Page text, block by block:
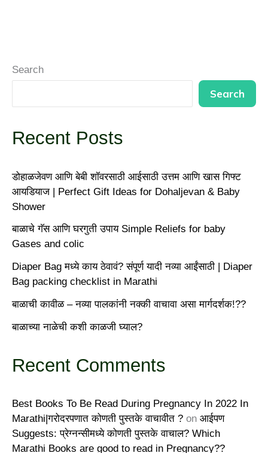
Search
Search
Recent Posts
डोहाळजेवण आणि बेबी शॉवरसाठी आईसाठी उत्तम आणि खास गिफ्ट
आयडियाज | Perfect Gift Ideas for Dohaljevan & Baby
Shower
बाळाचे गॅस आणि घरगुती उपाय Simple Reliefs for baby
Gases and colic
Diaper Bag मध्ये काय ठेवावं? संपूर्ण यादी नव्या आईंसाठी | Diaper
Bag packing checklist in Marathi
बाळाची कावीळ – नव्या पालकांनी नक्की वाचावा असा मार्गदर्शक!??
बाळाच्या नाळेची कशी काळजी घ्याल?
Recent Comments
Best Books To Be Read During Pregnancy In 2022 In
Marathi|गरोदरपणात कोणती पुस्तके वाचावीत ? on आईपण
Suggests: प्रेग्नन्सीमध्ये कोणती पुस्तके वाचाल? Which
Marathi Books are good to read in Pregnancy??